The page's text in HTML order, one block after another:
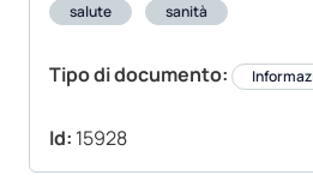
salute
sanità
Tipo di documento:
Id: 15928